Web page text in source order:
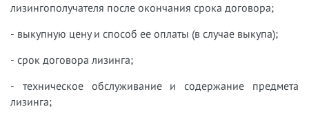
лизингополучателя после окончания срока договора;
- выкупную цену и способ ее оплаты (в случае выкупа);
- срок договора лизинга;
- техническое обслуживание и содержание предмета
лизинга;